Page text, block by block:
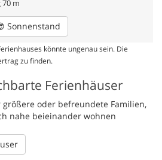
70 m
Sonnenstand
könnte ungenau sein. Die
zu finden.
Ferienhäuser
oder befreundete Familien,
nahe beieinander wohnen